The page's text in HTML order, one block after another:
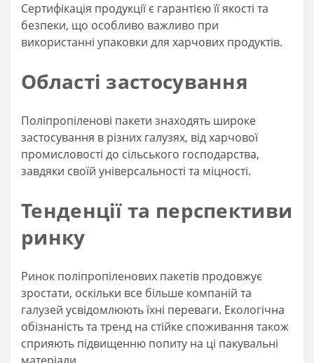
Сертифікація продукції є гарантією її якості та
безпеки, що особливо важливо при
використанні упаковки для харчових продуктів.
Області застосування
Поліпропіленові пакети знаходять широке
застосування в різних галузях, від харчової
промисловості до сільського господарства,
завдяки своїй універсальності та міцності.
Тенденції та перспективи
ринку
Ринок поліпропіленових пакетів продовжує
зростати, оскільки все більше компаній та
галузей усвідомлюють їхні переваги. Екологічна
обізнаність та тренд на стійке споживання також
сприяють підвищенню попиту на ці пакувальні